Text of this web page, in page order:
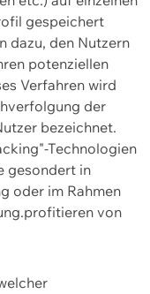
gespeichert
dazu, den Nutzern
potenziellen
Verfahren wird
der
bezeichnet.
Technologien
gesondert in
oder im Rahmen
von